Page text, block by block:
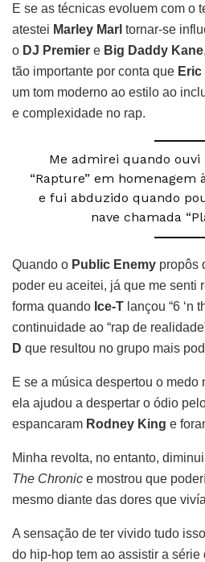
E se as técnicas evoluem com o
atestei Marley Marl tornar-se
o DJ Premier e Big Daddy Kane
tão importante por conta que
um tom moderno ao estilo ao
e complexidade no rap.
Me admirei quando ouvi
“Rapture” em homenagem
e fui abduzido quando
nave chamada
Quando o Public Enemy propôs
poder eu aceitei, já que me senti
forma quando Ice-T lançou “6 ‘n
continuidade ao “rap de
D que resultou no grupo mais
E se a música despertou o medo
ela ajudou a despertar o ódio
espancaram Rodney King e
Minha revolta, no entanto,
The Chronic e mostrou que
mesmo diante das dores que
A sensação de ter vivido tudo
do hip-hop tem ao assistir a série